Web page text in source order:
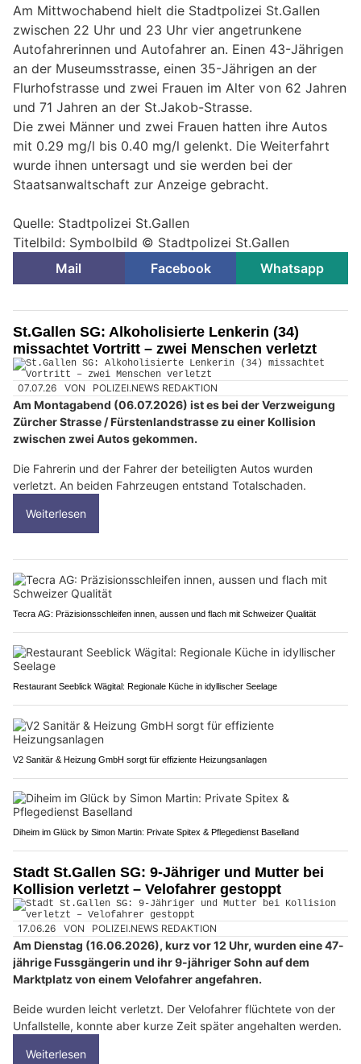
Am Mittwochabend hielt die Stadtpolizei St.Gallen
zwischen 22 Uhr und 23 Uhr vier angetrunkene
Autofahrerinnen und Autofahrer an. Einen 43-Jährigen
an der Museumsstrasse, einen 35-Jährigen an der
Flurhofstrasse und zwei Frauen im Alter von 62 Jahren
und 71 Jahren an der St.Jakob-Strasse.
Die zwei Männer und zwei Frauen hatten ihre Autos
mit 0.29 mg/l bis 0.40 mg/l gelenkt. Die Weiterfahrt
wurde ihnen untersagt und sie werden bei der
Staatsanwaltschaft zur Anzeige gebracht.
Quelle: Stadtpolizei St.Gallen
Titelbild: Symbolbild © Stadtpolizei St.Gallen
Mail
Facebook Whatsapp
St.Gallen SG: Alkoholisierte Lenkerin (34)
missachtet Vortritt – zwei Menschen verletzt
07.07.26 VON POLIZEI.NEWS REDAKTION
Am Montagabend (06.07.2026) ist es bei der Verzweigung
Zürcher Strasse / Fürstenlandstrasse zu einer Kollision
zwischen zwei Autos gekommen.
Die Fahrerin und der Fahrer der beteiligten Autos wurden
verletzt. An beiden Fahrzeugen entstand Totalschaden.
Weiterlesen
Tecra AG: Präzisionsschleifen innen, aussen und flach mit Schweizer Qualität
Restaurant Seeblick Wägital: Regionale Küche in idyllischer Seelage
V2 Sanitär & Heizung GmbH sorgt für effiziente Heizungsanlagen
Diheim im Glück by Simon Martin: Private Spitex & Pflegedienst Baselland
Stadt St.Gallen SG: 9-Jähriger und Mutter bei
Kollision verletzt – Velofahrer gestoppt
17.06.26 VON POLIZEI.NEWS REDAKTION
Am Dienstag (16.06.2026), kurz vor 12 Uhr, wurden eine 47-
jährige Fussgängerin und ihr 9-jähriger Sohn auf dem
Marktplatz von einem Velofahrer angefahren.
Beide wurden leicht verletzt. Der Velofahrer flüchtete von der
Unfallstelle, konnte aber kurze Zeit später angehalten werden.
Weiterlesen